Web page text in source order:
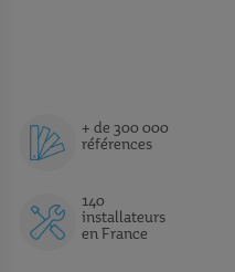
+ de 300 000
références
140
installateurs
en France